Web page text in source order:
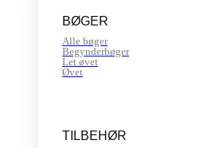
BØGER
Alle bøger
Begynderbøger
Let øvet
Øvet
TILBEHØR